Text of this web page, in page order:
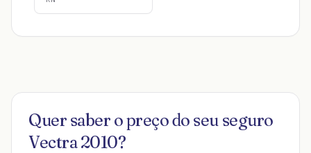
Quer saber o preço do seu seguro
Vectra 2010?